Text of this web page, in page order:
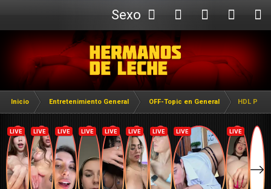
Sexo
Webcam
Inicio Entretenimiento General OFF-Topic en General HDL